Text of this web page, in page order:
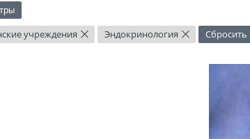
учреждения × Эндокринология × Сбросить